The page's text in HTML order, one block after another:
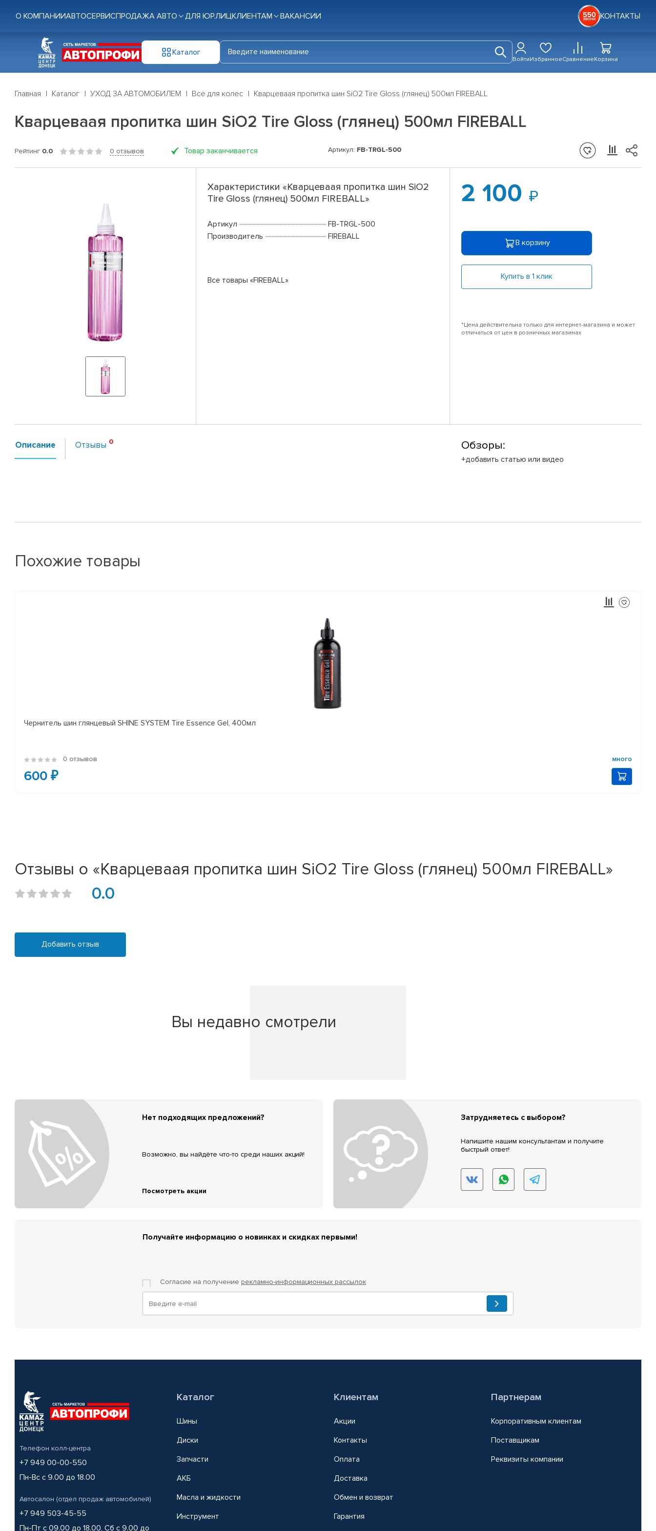
О КОМПАНИИАВТОСЕРВИСПРОДАЖА АВТО ДЛЯ ЮР.ЛИЦКЛИЕНТАМ ВАКАНСИИ КОНТАКТЫ
Каталог
ВойтиИзбранноеСравнениеКорзина
Главная Каталог УХОД ЗА АВТОМОБИЛЕМ Все для колес Кварцеваая пропитка шин SiO2 Tire Gloss (глянец) 500мл FIREBALL
Кварцеваая пропитка шин SiO2 Tire Gloss (глянец) 500мл FIREBALL
Рейтинг 0.0 0 отзывов Товар заканчивается Артикул: FB-TRGL-500
Характеристики «Кварцеваая пропитка шин SiO2
Tire Gloss (глянец) 500мл FIREBALL»
Артикул
FB-TRGL-500
Производитель
FIREBALL
Все товары «FIREBALL»
2 100
В корзину
Купить в 1 клик
*Цена действительна только для интернет-магазина и может
отличаться от цен в розничных магазинах
Описание Отзывы Обзоры:
+добавить статью или видео
Похожие товары
Чернитель шин глянцевый SHINE SYSTEM Tire Essence Gel, 400мл
0 отзывов много
600 ₽
Отзывы о «Кварцеваая пропитка шин SiO2 Tire Gloss (глянец) 500мл FIREBALL»
0.0
Добавить отзыв
Вы недавно смотрели
Нет подходящих предложений?
Возможно, вы найдёте что-то среди наших акций!
Посмотреть акции
Затрудняетесь с выбором?
Напишите нашим консультантам и получите
быстрый ответ!
Получайте информацию о новинках и скидках первыми!
Согласие на получение рекламно-информационных рассылок
Телефон колл-центра
+7 949 00-00-550
Пн-Вс с 9.00 до 18.00
Автосалон (отдел продаж автомобилей)
+7 949 503-45-55
Пн-Пт с 09.00 до 18.00, Сб с 9.00 до
Каталог
Шины
Диски
Запчасти
АКБ
Масла и жидкости
Инструмент
Клиентам
Акции
Контакты
Оплата
Доставка
Обмен и возврат
Гарантия
Партнерам
Корпоративным клиентам
Поставщикам
Реквизиты компании